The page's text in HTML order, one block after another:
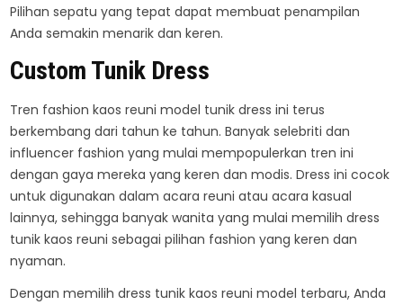
Pilihan sepatu yang tepat dapat membuat penampilan
Anda semakin menarik dan keren.
Custom Tunik Dress
Tren fashion kaos reuni model tunik dress ini terus
berkembang dari tahun ke tahun. Banyak selebriti dan
influencer fashion yang mulai mempopulerkan tren ini
dengan gaya mereka yang keren dan modis. Dress ini cocok
untuk digunakan dalam acara reuni atau acara kasual
lainnya, sehingga banyak wanita yang mulai memilih dress
tunik kaos reuni sebagai pilihan fashion yang keren dan
nyaman.
Dengan memilih dress tunik kaos reuni model terbaru, Anda